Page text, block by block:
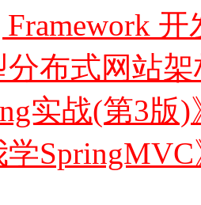
Framework
分布式网站
实战(第3版
学